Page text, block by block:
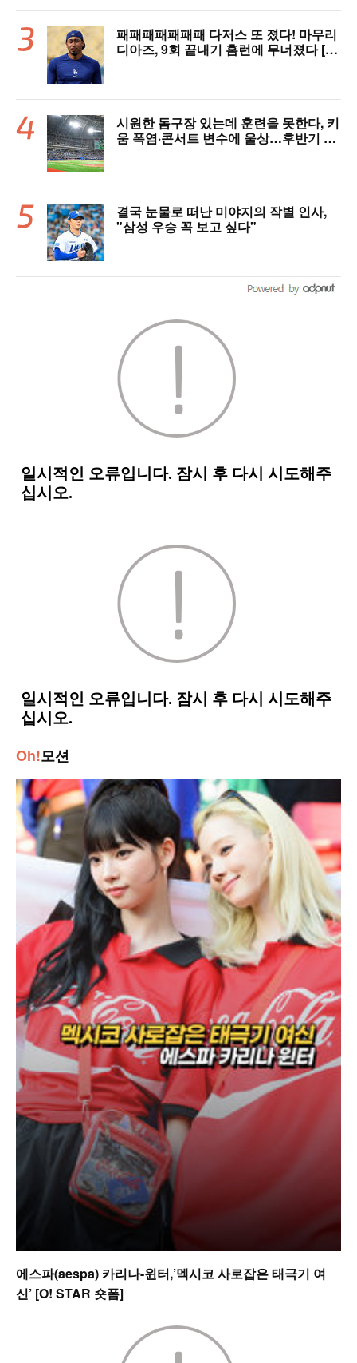
패패패패패패패 다저스 또 졌다! 마무리
디아즈, 9회 끝내기 홈런에 무너졌다 [L
시원한 돔구장 있는데 훈련을 못한다, 키
움 폭염·콘서트 변수에 울상…후반기 상
결국 눈물로 떠난 미야지의 작별 인사,
"삼성 우승 꼭 보고 싶다"
Oh!모션
에스파(aespa) 카리나-윈터,’멕시코 사로잡은 태극기 여
신’ [O! STAR 숏폼]